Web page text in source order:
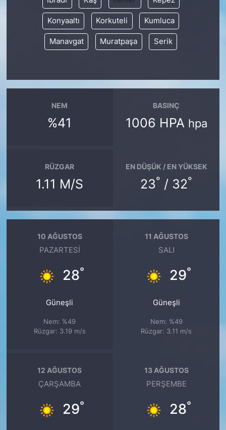
Konyaaltı Korkuteli Kumluca
Manavgat Muratpaşa Serik
NEM
%41
BASINÇ
1006 HPA hpa
RÜZGAR
1.11 M/S
EN DÜŞÜK / EN YÜKSEK
23° / 32°
10 AĞUSTOS
PAZARTESI
28°
Güneşli
Nem: %49
Rüzgar: 3.19 m/s
11 AĞUSTOS
SALI
29°
Güneşli
Nem: %49
Rüzgar: 3.11 m/s
12 AĞUSTOS
ÇARŞAMBA
29°
13 AĞUSTOS
PERŞEMBE
28°